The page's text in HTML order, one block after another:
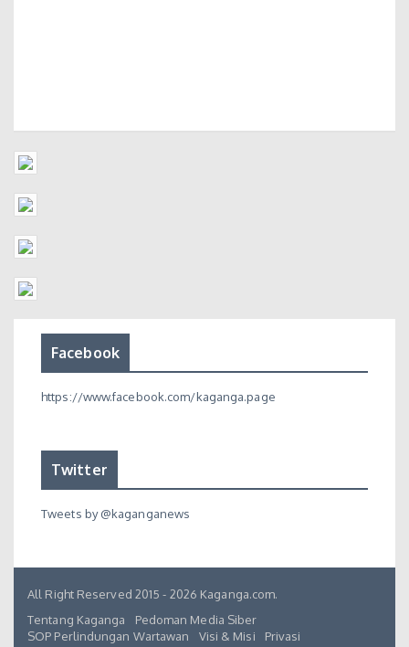
Facebook
https://www.facebook.com/kaganga.page
Twitter
Tweets by @kaganganews
All Right Reserved 2015 - 2026 Kaganga.com.
Tentang Kaganga
Pedoman Media Siber
SOP Perlindungan Wartawan
Visi & Misi
Privasi